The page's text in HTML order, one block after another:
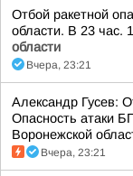
Отбой ракетной
области. В 23 час.
области
Вчера, 23:21
Александр Гусев:
Опасность атаки
Воронежской
Вчера, 23:21